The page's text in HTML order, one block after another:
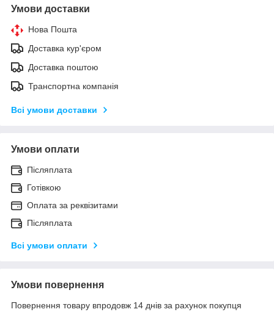
Умови доставки
Нова Пошта
Доставка кур'єром
Доставка поштою
Транспортна компанія
Всі умови доставки
Умови оплати
Післяплата
Готівкою
Оплата за реквізитами
Післяплата
Всі умови оплати
Умови повернення
Повернення товару впродовж 14 днів за рахунок покупця